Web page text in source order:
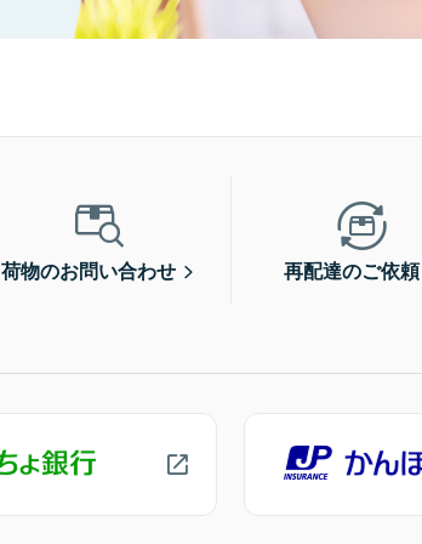
荷物のお問い合わせ 再配達のご依頼